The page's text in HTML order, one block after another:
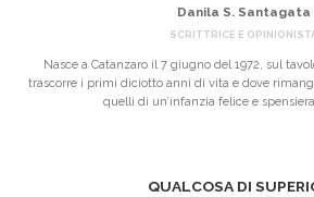
Danila S. Santagata
SCRITTRICE E
Nasce a Catanzaro il 7 giugno del 1972, sul
trascorre i primi diciotto anni di vita e dove
quelli di un’infanzia felice e
QUALCOSA DI